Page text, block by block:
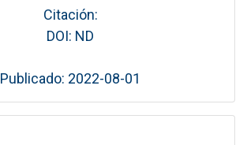
Citación:
DOI: ND
Publicado: 2022-08-01